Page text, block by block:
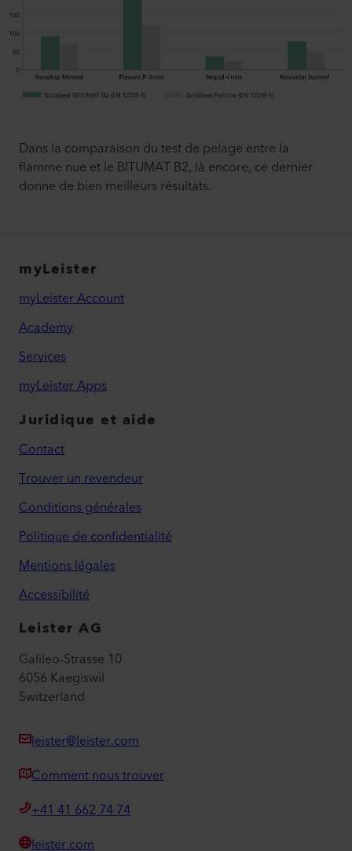
Dans la comparaison du test de pelage entre la
flamme nue et le BITUMAT B2, là encore, ce dernier
donne de bien meilleurs résultats.
myLeister
myLeister Account
Academy
Services
myLeister Apps
Juridique et aide
Contact
Trouver un revendeur
Conditions générales
Politique de confidentialité
Mentions légales
Accessibilité
Leister AG
Galileo-Strasse 10
6056 Kaegiswil
Switzerland
leister@leister.com
Comment nous trouver
+41 41 662 74 74
leister.com